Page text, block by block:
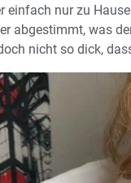
einfach nur zu
abgestimmt, was
nicht so dick,